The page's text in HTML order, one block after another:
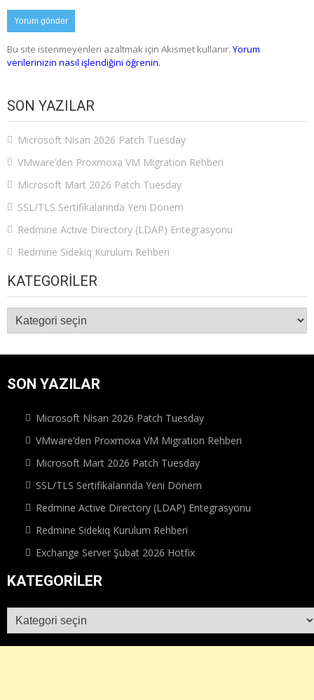
Bu site istenmeyenleri azaltmak için Akismet kullanır. Yorum
verilerinizin nasıl işlendiğini öğrenin.
SON YAZILAR
Microsoft Nisan 2026 Patch Tuesday
VMware’den Proxmoxa VM Migration Rehberi
Microsoft Mart 2026 Patch Tuesday
SSL/TLS Sertifikalarında Yeni Dönem
Redmine Active Directory (LDAP) Entegrasyonu
Redmine Sidekiq Kurulum Rehberi
KATEGORILER
Kategoriler
SON YAZILAR
Microsoft Nisan 2026 Patch Tuesday
VMware’den Proxmoxa VM Migration Rehberi
Microsoft Mart 2026 Patch Tuesday
SSL/TLS Sertifikalarında Yeni Dönem
Redmine Active Directory (LDAP) Entegrasyonu
Redmine Sidekiq Kurulum Rehberi
Exchange Server Şubat 2026 Hotfix
KATEGORILER